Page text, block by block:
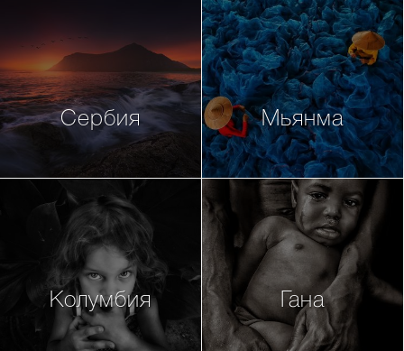
Сербия Мьянма
Колумбия Гана